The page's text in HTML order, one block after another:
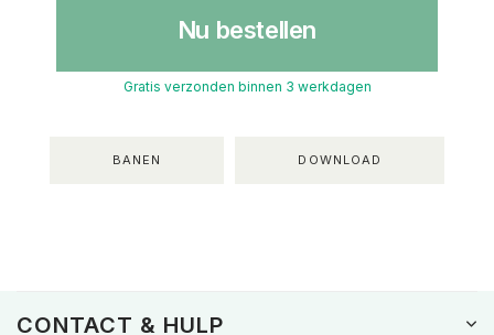
Nu bestellen
Gratis verzonden binnen 3 werkdagen
BANEN DOWNLOAD
CONTACT & HULP